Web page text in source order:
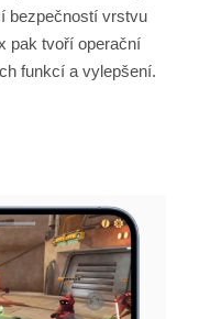
bezpečností vrstvu
pak tvoří operační
funkcí a vylepšení.